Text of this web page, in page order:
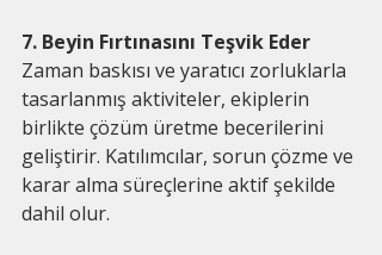
7. Beyin Fırtınasını Teşvik Eder
Zaman baskısı ve yaratıcı zorluklarla
tasarlanmış aktiviteler, ekiplerin
birlikte çözüm üretme becerilerini
geliştirir. Katılımcılar, sorun çözme ve
karar alma süreçlerine aktif şekilde
dahil olur.